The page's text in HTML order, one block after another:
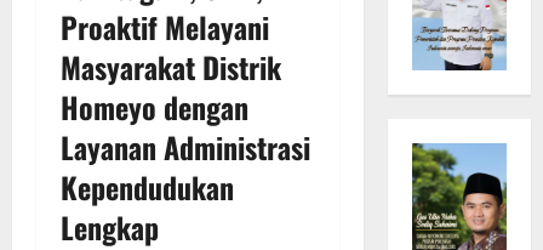
Proaktif Melayani
Masyarakat Distrik
Homeyo dengan
Layanan Administrasi
Kependudukan
Lengkap